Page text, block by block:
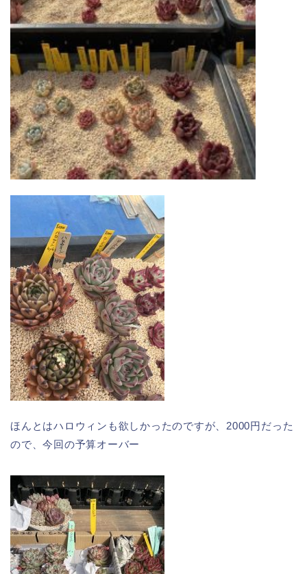
ほんとはハロウィンも欲しかったのですが、2000円だった
ので、今回の予算オーバー